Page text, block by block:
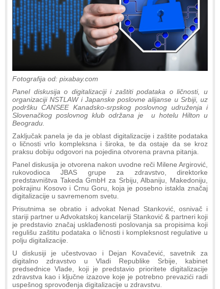
Fotografija od: pixabay.com
Panel diskusija o digitalizaciji i zaštiti podataka o ličnosti, u
organizaciji NSTLAW i Japanske poslovne alijanse u Srbiji, uz
podršku CANSEE Kanadsko-srpskog poslovnog udruženja i
Slovenačkog poslovnog klub održana je u hotelu Hilton u
Beogradu.
Zaključak panela je da je oblast digitalizacije i zaštite podataka
o ličnosti vrlo kompleksna i široka, te da ostaje da se kroz
praksu dobiju odgovori na pojedina otvorena pravna pitanja.
Panel diskusija je otvorena nakon uvodne reči Milene Argirović,
rukovodioca JBAS grupe za zdravstvo, direktorke
predstavništva Takeda GmbH za Srbiju, Albaniju, Makedoniju,
pokrajinu Kosovo i Crnu Goru, koja je posebno istakla značaj
digitalizacije u savremenom svetu.
Prisutnima se obratio i advokat Nenad Stanković, osnivač i
stariji partner u Advokatskoj kancelariji Stanković & partneri koji
je predstavio značaj usklađenosti poslovanja sa propisima koji
regulišu zaštitu podataka o ličnosti i kompleksnost regulative u
polju digitalizacije.
U diskusiji je učestvovao i Dejan Kovačević, savetnik za
digitalno zdravstvo u Vladi Republike Srbije, kabinet
predsednice Vlade, koji je predstavio prioritete digitalizacije
zdravstva kao i ključne izazove koje je potrebno prevazići radi
uspešnog sprovođenja digitalizacije u zdravstvu.